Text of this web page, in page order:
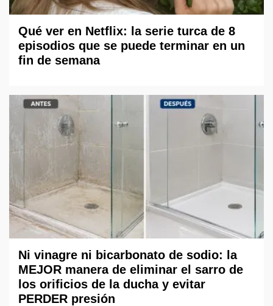
Qué ver en Netflix: la serie turca de 8
episodios que se puede terminar en un
fin de semana
Ni vinagre ni bicarbonato de sodio: la
MEJOR manera de eliminar el sarro de
los orificios de la ducha y evitar
PERDER presión